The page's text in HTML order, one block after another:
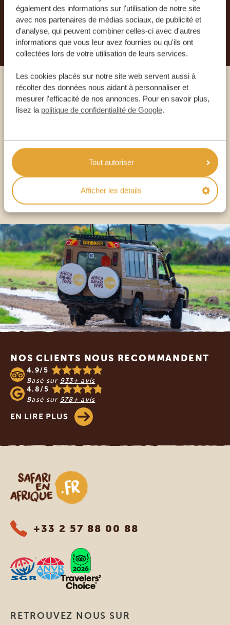
également des informations sur l'utilisation de notre site
avec nos partenaires de médias sociaux, de publicité et
d'analyse, qui peuvent combiner celles-ci avec d'autres
informations que vous leur avez fournies ou qu'ils ont
collectées lors de votre utilisation de leurs services.
Les cookies placés sur notre site web servent aussi à
récolter des données nous aidant à personnaliser et
mesurer l’efficacité de nos annonces. Pour en savoir plus,
lisez la politique de confidentialité de Google.
Tout autoriser
Afficher les détails
PLANIFIEZ VOTRE AVENTURE
Appelez un expert
FR:+33 2 57 88 00 88
AUTRES PAYS
Footer
NOS CLIENTS NOUS RECOMMANDENT
4.9/5
Basé sur 933+ avis
4.8/5
Basé sur 578+ avis
EN LIRE PLUS
Safari en Afrique
+33 2 57 88 00 88
RETROUVEZ NOUS SUR